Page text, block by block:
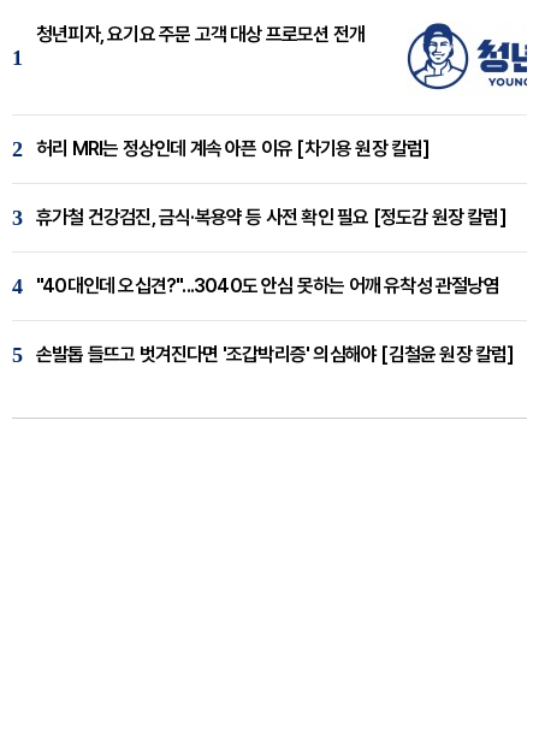
1
청년피자, 요기요 주문 고객 대상 프로모션 전개
2 허리 MRI는 정상인데 계속 아픈 이유 [차기용 원장 칼럼]
3 휴가철 건강검진, 금식·복용약 등 사전 확인 필요 [정도감 원장 칼럼]
4 "40대인데 오십견?"...3040도 안심 못하는 어깨 유착성 관절낭염
5 손발톱 들뜨고 벗겨진다면 '조갑박리증' 의심해야 [김철윤 원장 칼럼]